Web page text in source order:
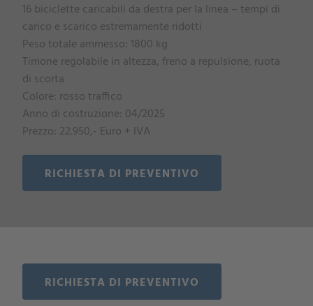
16 biciclette caricabili da destra per la linea – tempi di
carico e scarico estremamente ridotti
Peso totale ammesso: 1800 kg
Timone regolabile in altezza, freno a repulsione, ruota
di scorta
Colore: rosso traffico
Anno di costruzione: 04/2025
Prezzo: 22.950,- Euro + IVA
RICHIESTA DI PREVENTIVO
RICHIESTA DI PREVENTIVO